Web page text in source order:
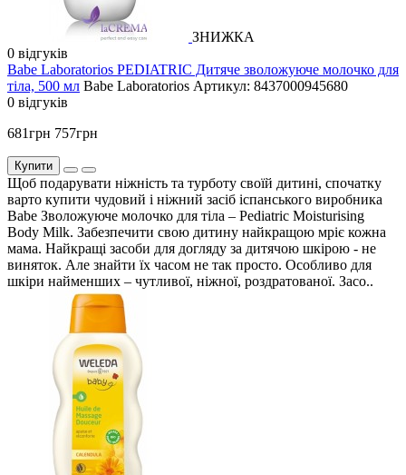
ЗНИЖКА
0 відгуків
Babe Laboratorios PEDIATRIC Дитяче зволожуюче молочко для
тіла, 500 мл Babe Laboratorios Артикул: 8437000945680
0 відгуків
681грн 757грн
Купити
Щоб подарувати ніжність та турботу своїй дитині, спочатку
варто купити чудовий і ніжний засіб іспанського виробника
Babe Зволожуюче молочко для тіла – Pediatric Moisturising
Body Milk. Забезпечити свою дитину найкращою мріє кожна
мама. Найкращі засоби для догляду за дитячою шкірою - не
виняток. Але знайти їх часом не так просто. Особливо для
шкіри найменших – чутливої, ніжної, роздратованої. Засо..